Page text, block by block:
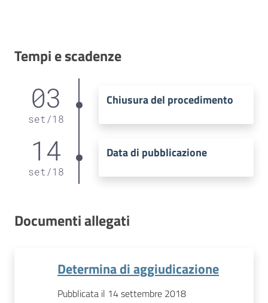
Tempi e scadenze
03
set /18
Chiusura del procedimento
14
set /18
Data di pubblicazione
Documenti allegati
Determina di aggiudicazione
Pubblicata il 14 settembre 2018